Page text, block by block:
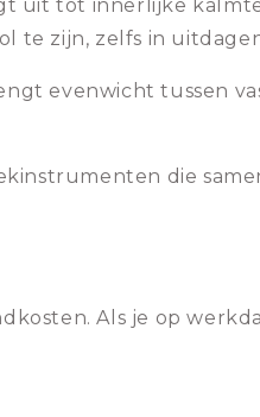
uit tot innerlijke
te zijn, zelfs in
evenwicht tussen
die
Als je op